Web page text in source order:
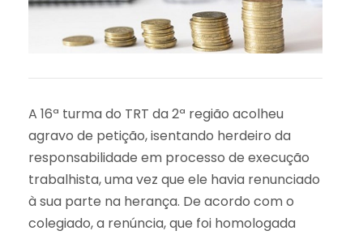
A 16ª turma do TRT da 2ª região acolheu
agravo de petição, isentando herdeiro da
responsabilidade em processo de execução
trabalhista, uma vez que ele havia renunciado
à sua parte na herança. De acordo com o
colegiado, a renúncia, que foi homologada